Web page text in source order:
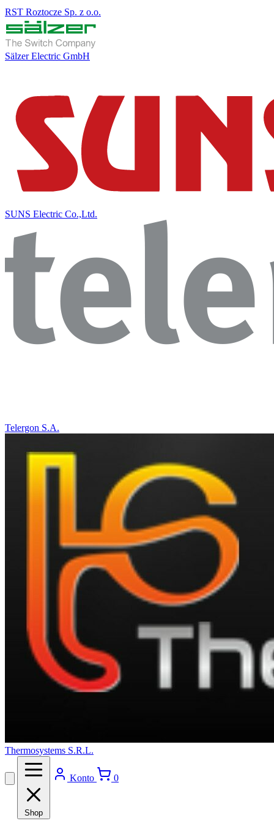
RST Roztocze Sp. z o.o.
Sälzer Electric GmbH
SUNS Electric Co.,Ltd.
Telergon S.A.
Thermosystems S.R.L.
Shop
Konto 0